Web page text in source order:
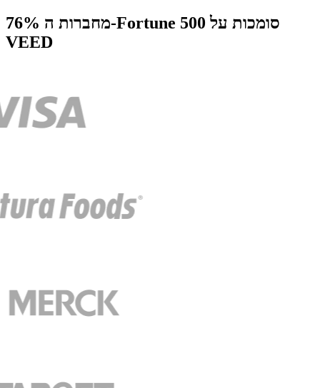
76% מחברות ה-Fortune 500 סומכות על
VEED